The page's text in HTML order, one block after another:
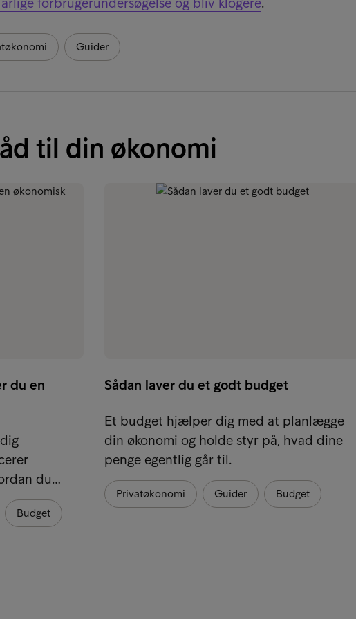
Guider
til din økonomi
du en
du…
Budget
Sådan laver du et godt budget
Et budget hjælper dig med at planlægge
din økonomi og holde styr på, hvad dine
penge egentlig går til.
Privatøkonomi Guider Budget